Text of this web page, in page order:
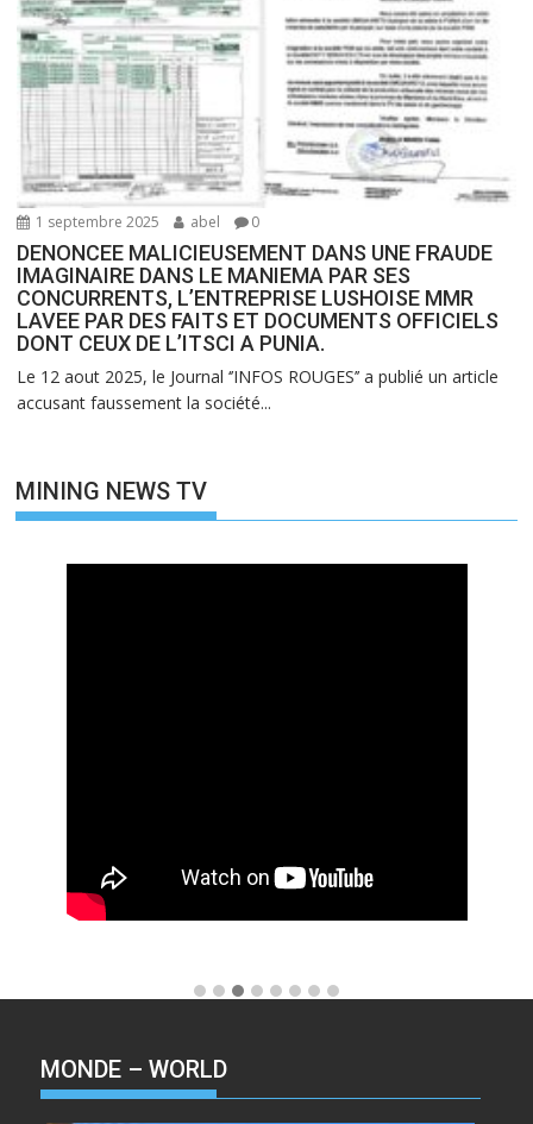
1 septembre 2025 abel 0
DENONCEE MALICIEUSEMENT DANS UNE FRAUDE
IMAGINAIRE DANS LE MANIEMA PAR SES
CONCURRENTS, L’ENTREPRISE LUSHOISE MMR
LAVEE PAR DES FAITS ET DOCUMENTS OFFICIELS
DONT CEUX DE L’ITSCI A PUNIA.
Le 12 aout 2025, le Journal ‘’INFOS ROUGES’’ a publié un article
accusant faussement la société...
MINING NEWS TV
MONDE – WORLD